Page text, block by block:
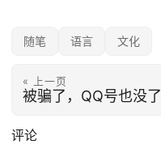
随笔 语言 文化
« 上一页
被骗了，QQ号也没了
评论